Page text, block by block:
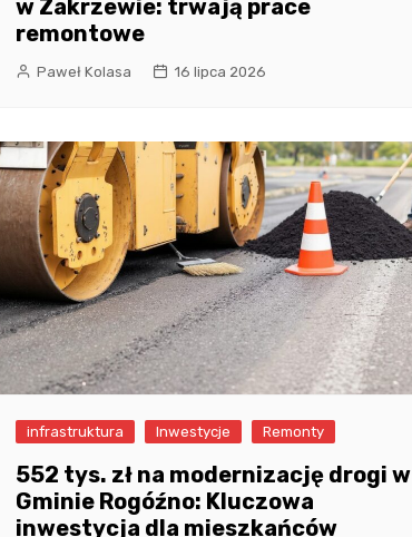
w Zakrzewie: trwają prace
remontowe
Paweł Kolasa 16 lipca 2026
infrastruktura Inwestycje Remonty
552 tys. zł na modernizację drogi w
Gminie Rogóźno: Kluczowa
inwestycja dla mieszkańców